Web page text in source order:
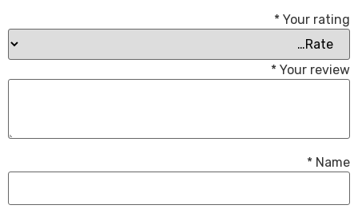
Your rating
*
Your review
*
Name
*